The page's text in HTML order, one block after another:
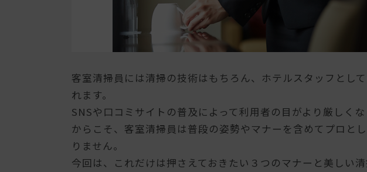
客室清掃員には清掃の技術はもちろん、ホテルスタッフとし
れます。
SNSや口コミサイトの普及によって利用者の目がより厳しく
からこそ、客室清掃員は普段の姿勢やマナーを含めてプロと
りません。
今回は、これだけは押さえておきたい３つのマナーと美しい